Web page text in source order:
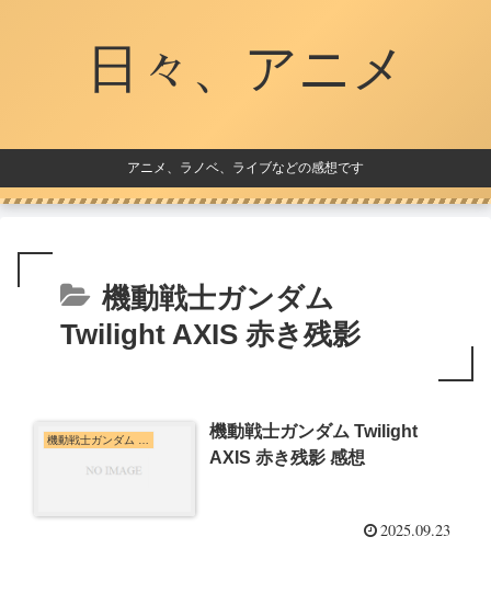
日々、アニメ
アニメ、ラノベ、ライブなどの感想です
機動戦士ガンダム
Twilight AXIS 赤き残影
機動戦士ガンダム Twilight
AXIS 赤き残影 感想
2025.09.23